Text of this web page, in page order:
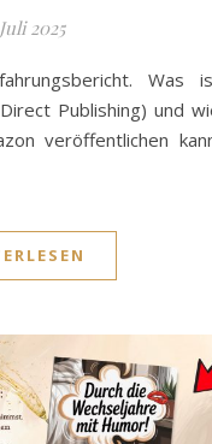
2025
Was
Publishing) und
veröffentlichen